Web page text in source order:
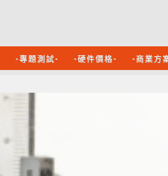
-專題測試- -硬件價格- -商業方